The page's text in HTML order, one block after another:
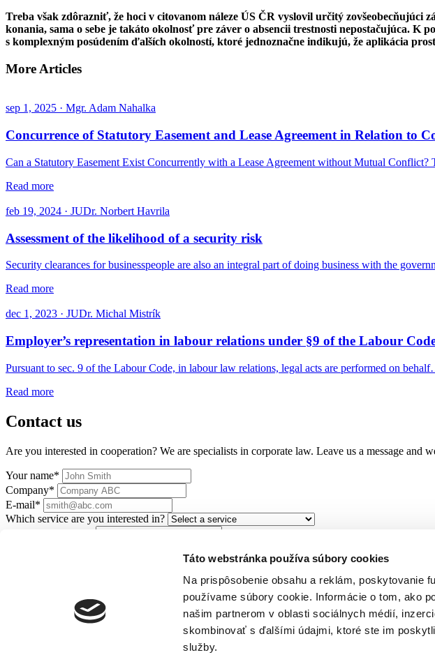
Táto webstránka používa súbory cookies
Na prispôsobenie obsahu a reklám, poskytovanie
používame súbory cookie. Informácie o tom, ako
našim partnerom v oblasti sociálnych médií,
skombinovať s ďalšími údajmi, ktoré ste im
služby.
Treba však zdôrazniť, že hoci v citovanom náleze ÚS ČR vyslovil určitý zovšeobecňujúci
konania, sama o sebe je takáto okolnosť pre záver o absencii trestnosti nepostačujúca.
s komplexným posúdením ďalších okolností, ktoré jednoznačne indikujú, že aplikácia
More Articles
sep 1, 2025 · Mgr. Adam Nahalka
Concurrence of Statutory Easement and Lease Agreement in Relation to
Can a Statutory Easement Exist Concurrently with a Lease Agreement without Mutual
Read more
feb 19, 2024 · JUDr. Norbert Havrila
Assessment of the likelihood of a security risk
Security clearances for businesspeople are also an integral part of doing business with the
Read more
dec 1, 2023 · JUDr. Michal Mistrík
Employer’s representation in labour relations under §9 of the Labour
Pursuant to sec. 9 of the Labour Code, in labour law relations, legal acts are performed on
Read more
Contact us
Are you interested in cooperation? We are specialists in corporate law. Leave us a message and
Your name*
Company*
E-mail*
Which service are you interested in?
the processing of personal data
Dvořákovo nábrežie 8/A, 811 02 Bratislava info@legate.sk +421 2 6252 7561 Business value